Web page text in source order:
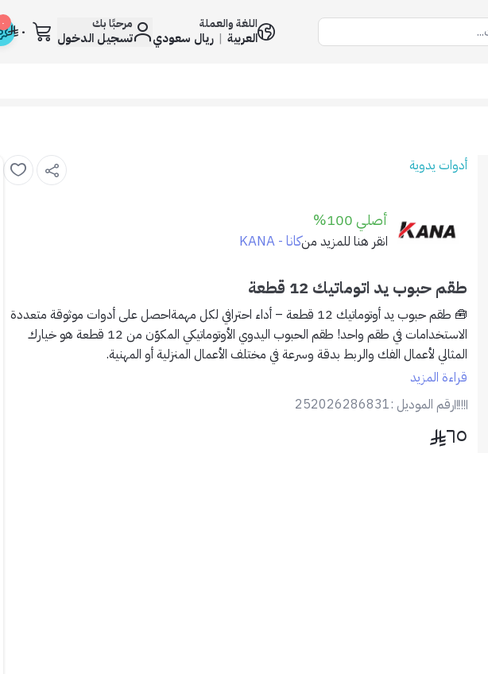
اللغة والعملة
العربية | ريال سعودي
مرحبًا بك
تسجيل الدخول
٠ ٠
أدوات يدوية
أصلي 100%
انقر هنا للمزيد منكانا - KANA
طقم حبوب يد اتوماتيك 12 قطعة
🧰 طقم حبوب يد أوتوماتيك 12 قطعة – أداء احترافي لكل مهمةاحصل على أدوات موثوقة متعددة
الاستخدامات في طقم واحد! طقم الحبوب اليدوي الأوتوماتيكي المكوّن من 12 قطعة هو خيارك
المثالي لأعمال الفك والربط بدقة وسرعة في مختلف الأعمال المنزلية أو المهنية.
✅ المميزات:
يحتوي على 12 قطعة متنوعة لتغطية مختلف المقاسات والاستخدامات.
تصميم أوتوماتيكي لتثبيت وفك سريع بدون مجهود.
قراءة المزيد
رقم الموديل :252026286831
٦٥